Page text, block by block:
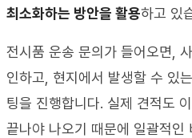
최소화하는 방안을 활용하고 있
전시품 운송 문의가 들어오면
인하고 현지에서 발생할 수 있
팅을 진행합니다. 실제 견적도
끝나야 나오기 때문에 일괄적인